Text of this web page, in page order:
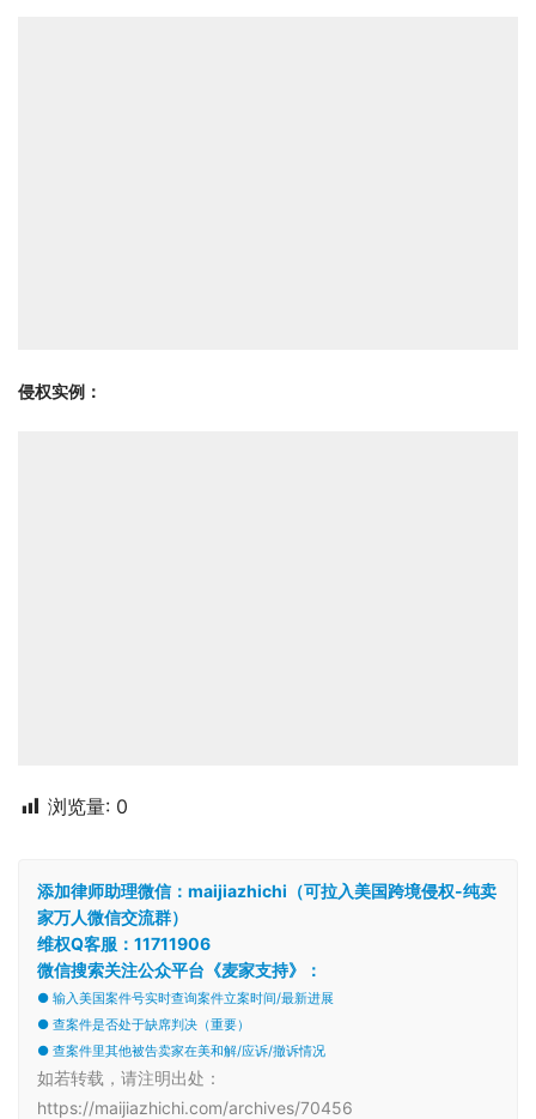
侵权实例：
浏览量: 0
添加律师助理微信：maijiazhichi（可拉入美国跨境侵权-纯卖
家万人微信交流群）
维权Q客服：11711906
微信搜索关注公众平台《麦家支持》：
● 输入美国案件号实时查询案件立案时间/最新进展
● 查案件是否处于缺席判决（重要）
● 查案件里其他被告卖家在美和解/应诉/撤诉情况
如若转载，请注明出处：
https://maijiazhichi.com/archives/70456